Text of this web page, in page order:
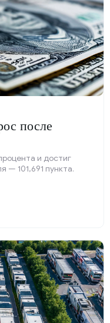
после
и достиг
— 101,691 пункта.